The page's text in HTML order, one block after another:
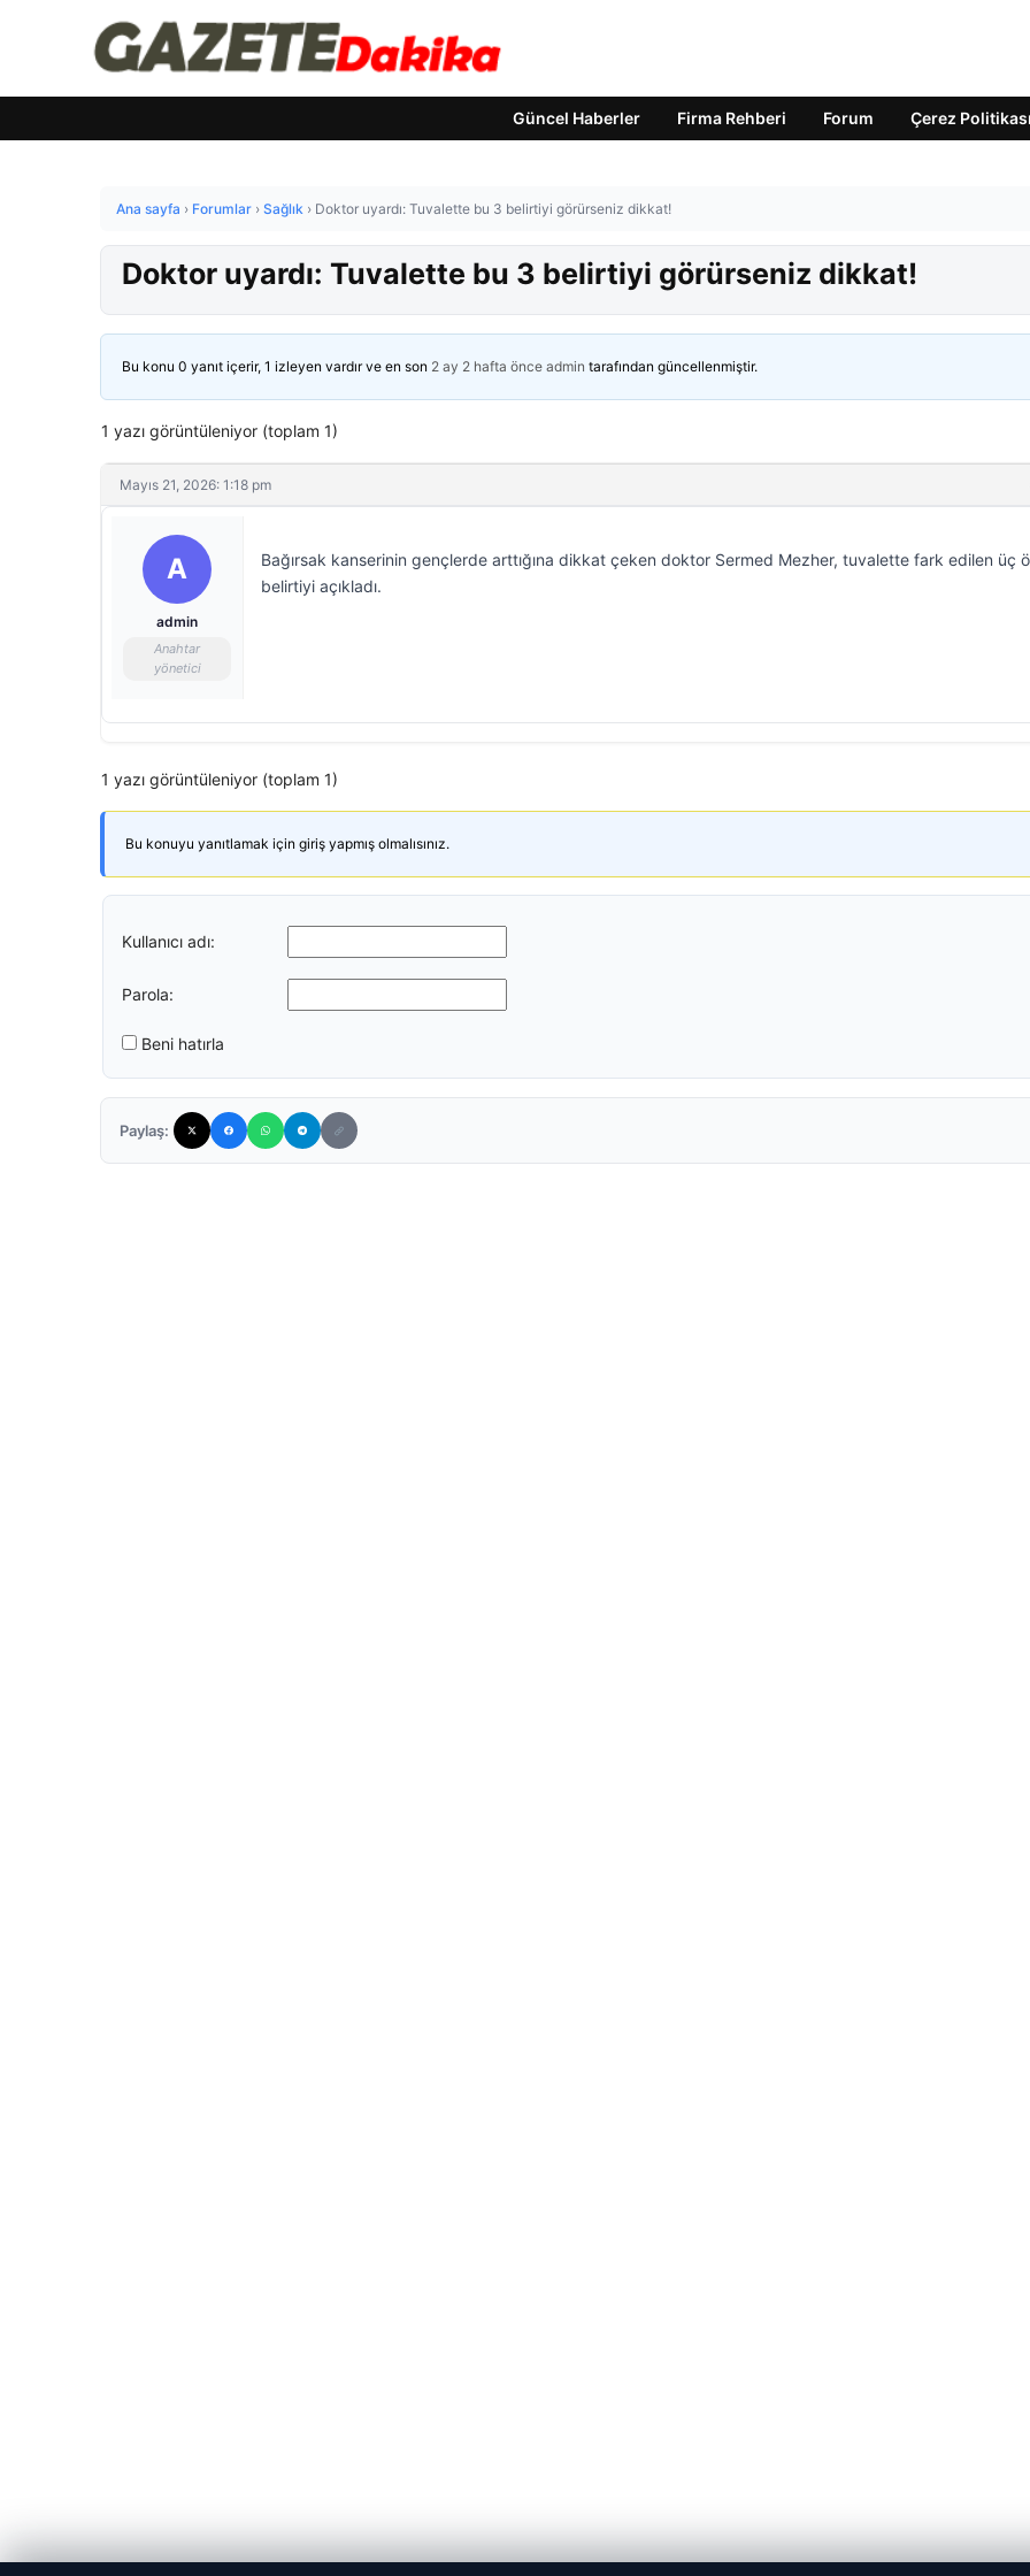
Güncel Haberler Firma Rehberi Forum Çerez Politikası
Ana sayfa › Forumlar › Sağlık › Doktor uyardı: Tuvalette bu 3 belirtiyi görürseniz dikkat!
Doktor uyardı: Tuvalette bu 3 belirtiyi görürseniz dikkat!
Bu konu 0 yanıt içerir, 1 izleyen vardır ve en son 2 ay 2 hafta önce admin tarafından güncellenmiştir.
1 yazı görüntüleniyor (toplam 1)
Mayıs 21, 2026: 1:18 pm
A
admin
Anahtar
yönetici
Bağırsak kanserinin gençlerde arttığına dikkat çeken doktor Sermed Mezher, tuvalette fark edilen üç
belirtiyi açıkladı.
1 yazı görüntüleniyor (toplam 1)
Bu konuyu yanıtlamak için giriş yapmış olmalısınız.
Kullanıcı adı:
Parola:
Beni hatırla
Paylaş: